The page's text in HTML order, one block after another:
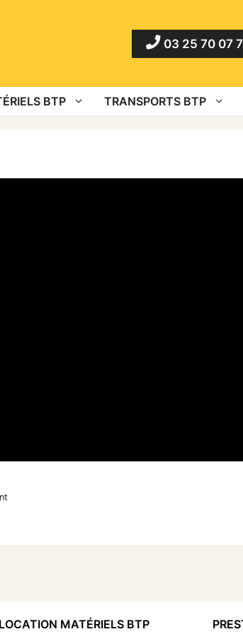
03 25 70 07
BTP TRANSPORTS BTP
LOCATION MATÉRIELS BTP